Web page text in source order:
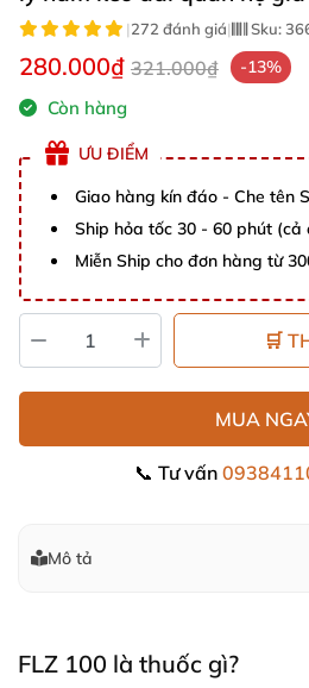
|272 đánh giá| Sku:
280.000₫ 321.000₫ -13%
Còn hàng
ƯU ĐIỂM
Giao hàng kín đáo - Che tên
Ship hỏa tốc 30 - 60 phút (cả
Miễn Ship cho đơn hàng từ
🛒
MUA
📞 Tư vấn
Mô tả
FLZ 100 là thuốc gì?